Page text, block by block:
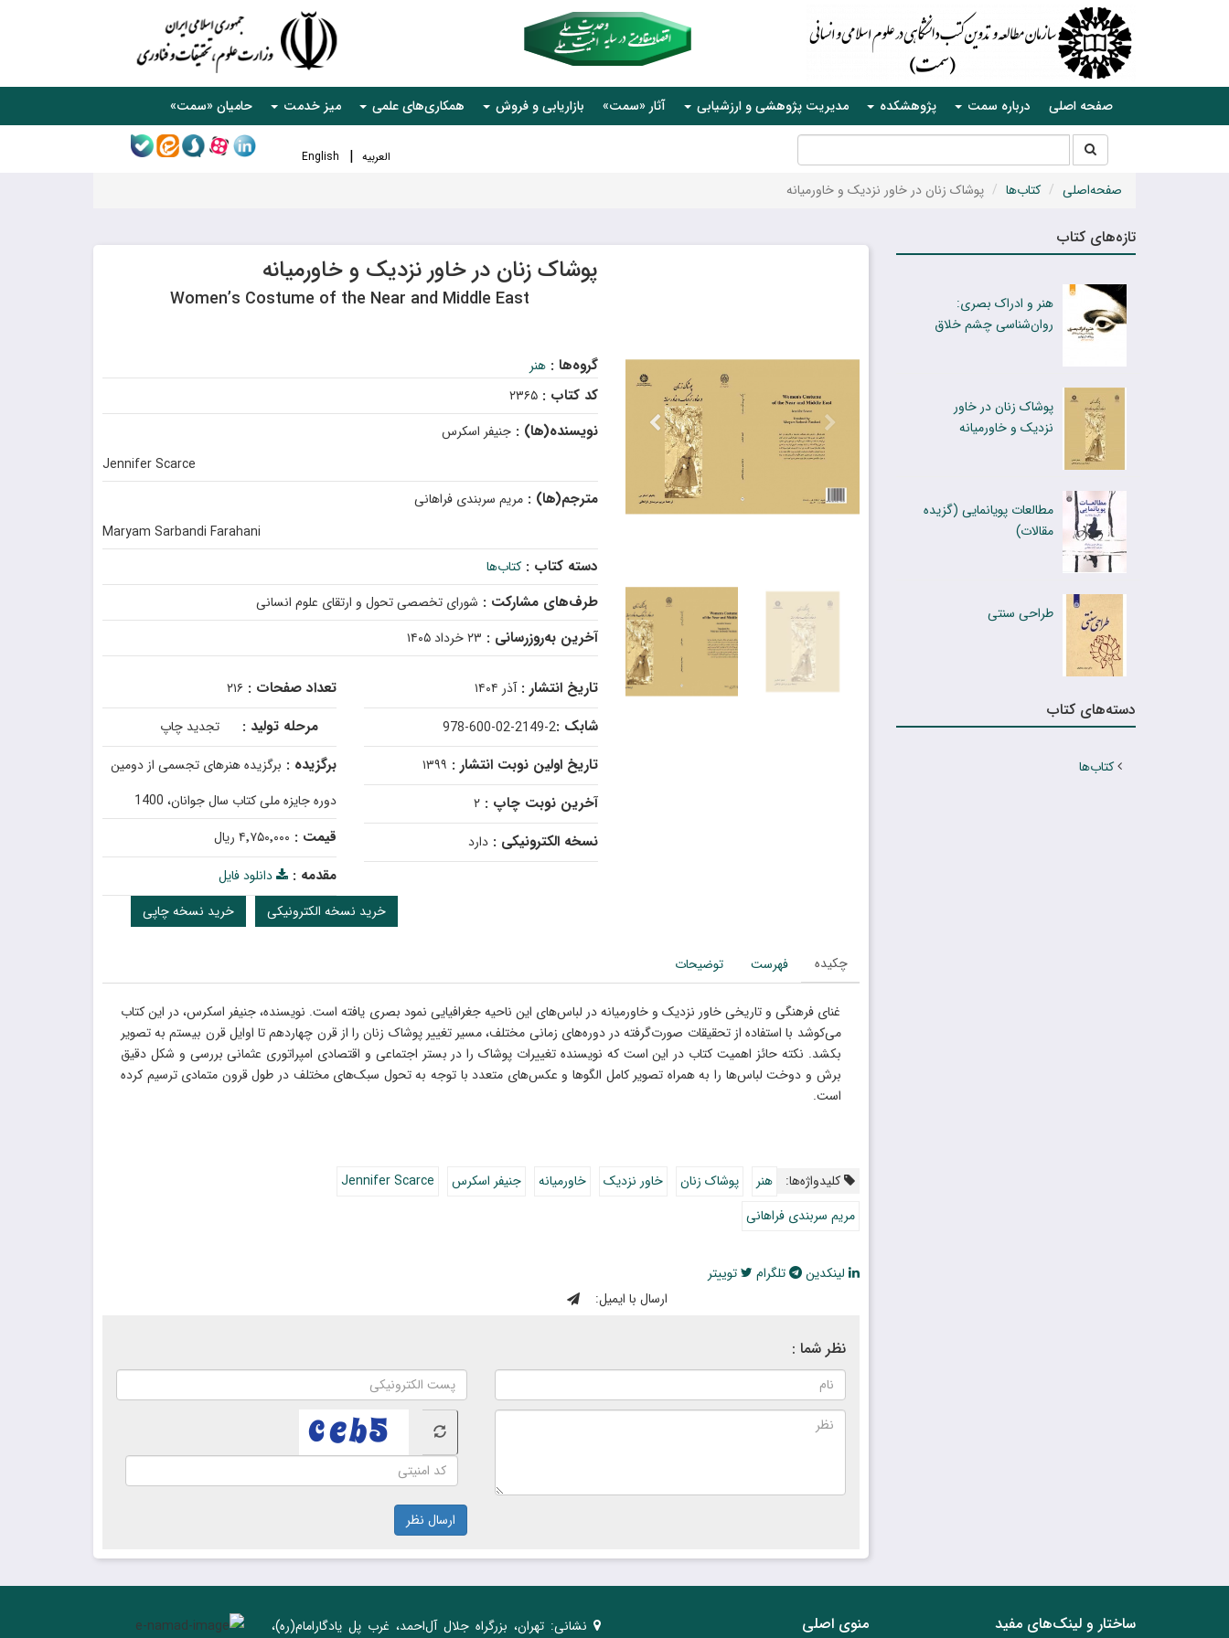
صفحه اصلی درباره سمت پژوهشکده مدیریت پژوهشی و ارزشیابی آثار «سمت» بازاریابی و فروش همکاری‌های علمی میز خدمت حامیان «سمت»
العربیه English جستجو
در
سایتصفحه‌اصلی کتاب‌ها پوشاک زنان در خاور نزدیک و خاورمیانه
پوشاک زنان در خاور نزدیک و خاورمیانه
Women’s Costume of the Near and Middle East
گروه‌ها :هنر
کد کتاب :۲۳۶۵
نویسنده(ها) :جنیفر اسکرس
Jennifer Scarce
مترجم(ها) :مریم سربندی فراهانی
Maryam Sarbandi Farahani
دسته کتاب :کتاب‌ها
طرف‌های مشارکت : شورای تخصصی تحول و ارتقای علوم انسانی
آخرین به‌روزرسانی : ۲۳ خرداد ۱۴۰۵
تاریخ انتشار :آذر ۱۴۰۴
شابک :978-600-02-2149-2
تاریخ اولین نوبت انتشار : ۱۳۹۹
آخرین نوبت چاپ :۲
نسخه الکترونیکی :دارد
تعداد صفحات :۲۱۶
مرحله تولید : تجدید چاپ
برگزیده : برگزیده هنرهای تجسمی از دومین
دوره جایزه ملی کتاب سال جوانان، 1400
قیمت : ۴٬۷۵۰٬۰۰۰ ریال
مقدمه :
دانلود فایل
خرید نسخه چاپی
خرید نسخه الکترونیکی
چکیده فهرست توضیحات
غنای فرهنگی و تاریخی خاور نزدیک و خاورمیانه در لباس‌های این ناحیه جغرافیایی نمود بصری یافته است. نویسنده، جنیفر اسکرس، در این کتاب
می‌کوشد با استفاده از تحقیقات صورت‌گرفته در دوره‌های زمانی مختلف، مسیر تغییر پوشاک زنان را از قرن چهاردهم تا اوایل قرن بیستم به تصویر
بکشد. نکته حائز اهمیت کتاب در این است که نویسنده تغییرات پوشاک را در بستر اجتماعی و اقتصادی امپراتوری عثمانی بررسی و شکل دقیق
برش و دوخت لباس‌ها را به همراه تصویر کامل الگوها و عکس‌های متعدد با توجه به تحول سبک‌های مختلف در طول قرون متمادی ترسیم کرده
است.
کلیدواژه‌ها: هنر پوشاک زنان خاور نزدیک خاورمیانه جنیفر اسکرس
Jennifer Scarce
مریم سربندی فراهانی
لینکدین تلگرام
توییتر
ارسال با ایمیل:
نظر شما :
ارسال نظر
تازه‌های کتاب
هنر و ادراک بصری:
روان‌شناسی چشم خلاق
پوشاک زنان در خاور
نزدیک و خاورمیانه
مطالعات پویانمایی (گزیده
مقالات)
طراحی سنتی
دسته‌های کتاب
کتاب‌ها
ساختار‌‌ و‌‌ لینک‌های مفید منوی اصلی نشانی: تهران، ‌بزرگراه ‌جلال آل‌احمد، غرب پل يادگار‌امام(ره)‌،